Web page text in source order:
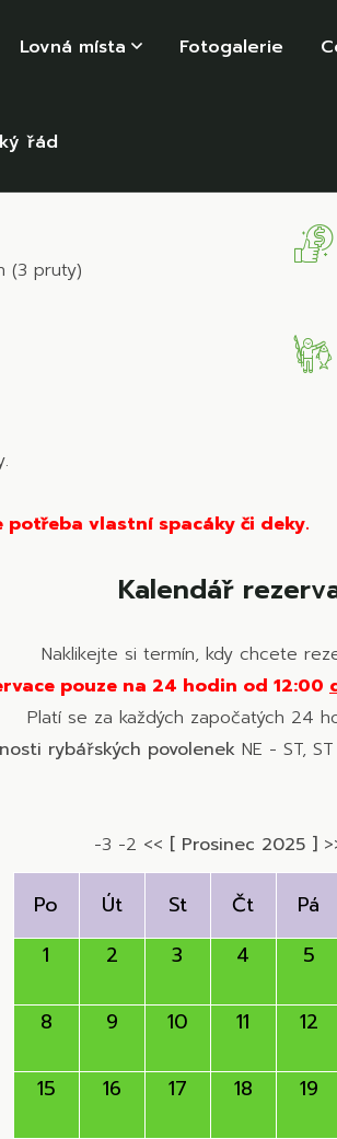
Lovná místa Fotogalerie
řád
(3 pruty)
vlastní spacáky či deky.
Kalendář
Naklikejte si termín, kdy chcete
pouze na 24 hodin od 12:00
Platí se za každých započatých 24
rybářských povolenekNE - ST,
-3 -2 << [ Prosinec 2025 ]
Po Út St Čt Pá
1
2 3 4 5
8 9 10 11 12
15 16 17 18 19